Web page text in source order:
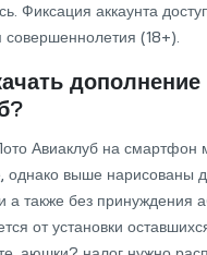
Фиксация аккаунта
(18+).
дополнение
Авиаклуб на смартфон
выше нарисованы
а также без принуждения
от установки